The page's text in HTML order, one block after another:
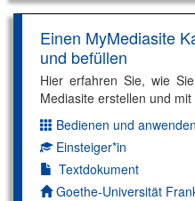
Einen MyMediasite
und befüllen
Hier erfahren Sie, wie
Mediasite erstellen und
Dimension:
Bedienen und anwenden
Kompetenzniveau:
Einsteiger*in
Textdokument
Autor*in:
Goethe-Universität